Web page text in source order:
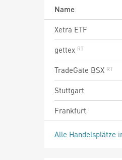
Name
Xetra ETF
gettex
TradeGate BSX
Stuttgart
Frankfurt
Alle Handelsplätze